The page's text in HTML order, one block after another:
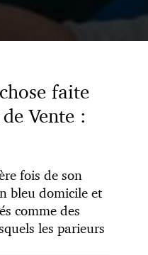
faite
Vente :
fois de son
bleu domicile et
comme des
les parieurs